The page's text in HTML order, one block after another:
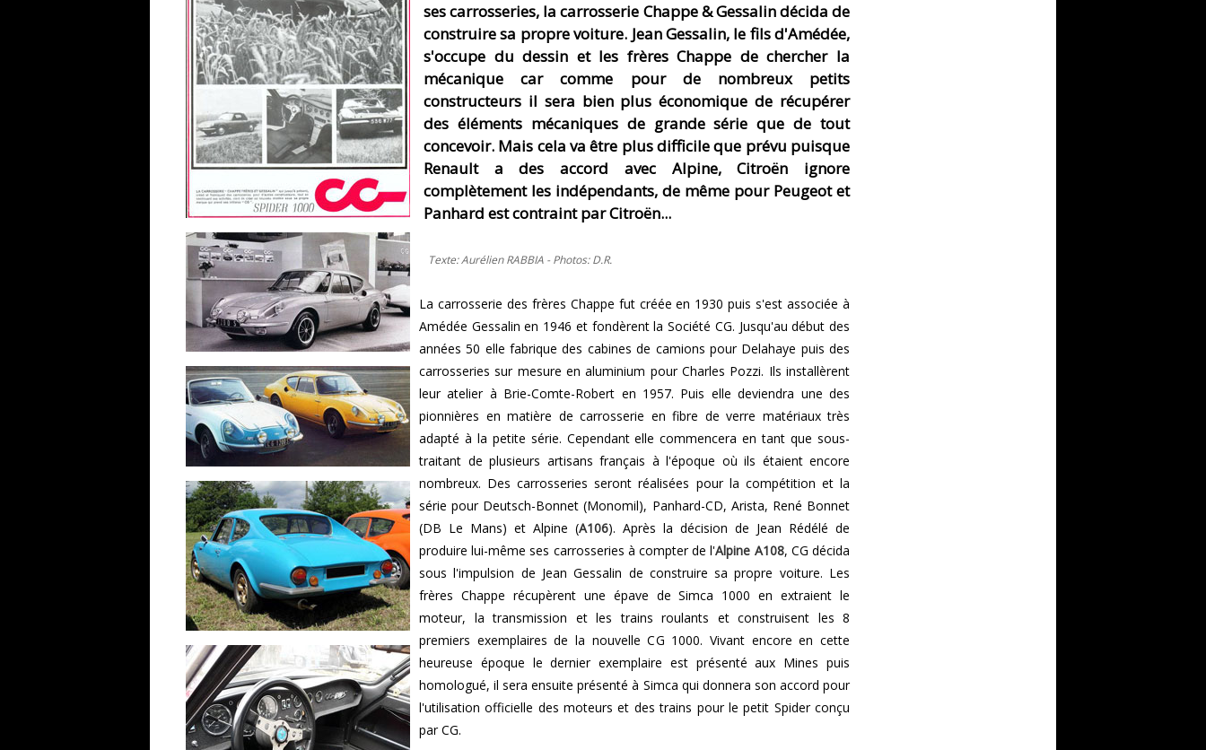
ses carrosseries, la carrosserie Chappe & Gessalin décida de
construire sa propre voiture. Jean Gessalin, le fils d'Amédée,
s'occupe du dessin et les frères Chappe de chercher la
mécanique car comme pour de nombreux petits
constructeurs il sera bien plus économique de récupérer
des éléments mécaniques de grande série que de tout
concevoir. Mais cela va être plus difficile que prévu puisque
Renault a des accord avec Alpine, Citroën ignore
complètement les indépendants, de même pour Peugeot et
Panhard est contraint par Citroën...
Texte: Aurélien RABBIA - Photos: D.R.
La carrosserie des frères Chappe fut créée en 1930 puis s'est associée à
Amédée Gessalin en 1946 et fondèrent la Société CG. Jusqu'au début des
années 50 elle fabrique des cabines de camions pour Delahaye puis des
carrosseries sur mesure en aluminium pour Charles Pozzi. Ils installèrent
leur atelier à Brie-Comte-Robert en 1957. Puis elle deviendra une des
pionnières en matière de carrosserie en fibre de verre matériaux très
adapté à la petite série. Cependant elle commencera en tant que sous-
traitant de plusieurs artisans français à l'époque où ils étaient encore
nombreux. Des carrosseries seront réalisées pour la compétition et la
série pour Deutsch-Bonnet (Monomil), Panhard-CD, Arista, René Bonnet
(DB Le Mans) et Alpine (A106). Après la décision de Jean Rédélé de
produire lui-même ses carrosseries à compter de l'Alpine A108, CG décida
sous l'impulsion de Jean Gessalin de construire sa propre voiture. Les
frères Chappe récupèrent une épave de Simca 1000 en extraient le
moteur, la transmission et les trains roulants et construisent les 8
premiers exemplaires de la nouvelle CG 1000. Vivant encore en cette
heureuse époque le dernier exemplaire est présenté aux Mines puis
homologué, il sera ensuite présenté à Simca qui donnera son accord pour
l'utilisation officielle des moteurs et des trains pour le petit Spider conçu
par CG.